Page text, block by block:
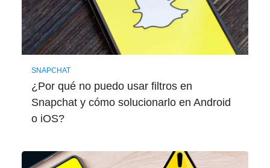
SNAPCHAT
¿Por qué no puedo usar filtros en
Snapchat y cómo solucionarlo en Android
o iOS?